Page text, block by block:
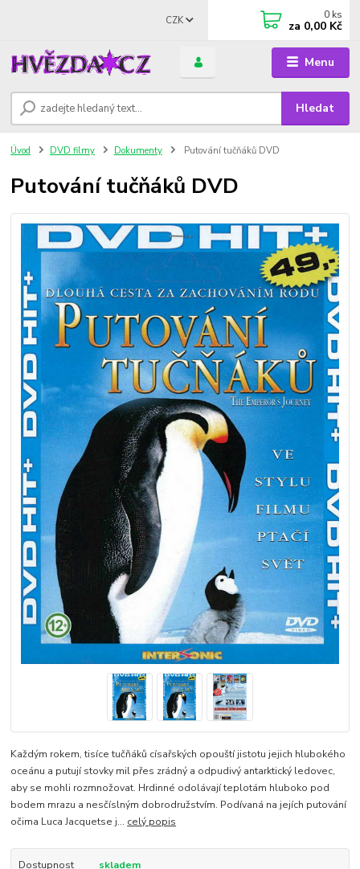
Menu
CZK
Hledat
0 ks
za 0,00 Kč
Úvod DVD filmy Dokumenty Putování tučňáků DVD
Putování tučňáků DVD
Každým rokem, tisíce tučňáků císařských opouští jistotu jejich hlubokého
oceánu a putují stovky mil přes zrádný a odpudivý antarktický ledovec,
aby se mohli rozmnožovat. Hrdinné odolávají teplotám hluboko pod
bodem mrazu a nesčíslným dobrodružstvím. Podívaná na jejích putování
očima Luca Jacquetse j... celý popis
Dostupnost
skladem